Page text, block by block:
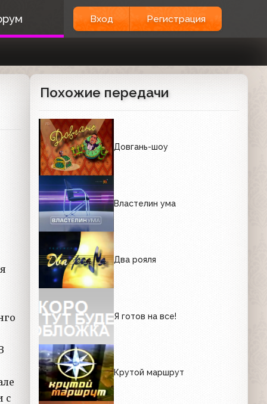
Вход Регистрация
с
Похожие передачи
Довгань-шоу
Властелин ума
Два рояля
Я готов на все!
Крутой маршрут